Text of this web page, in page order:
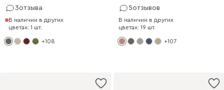
3отзыва
В наличии в других
цветах: 1 шт.
+108
5отзывов
В наличии в других
цветах: 19 шт.
+107